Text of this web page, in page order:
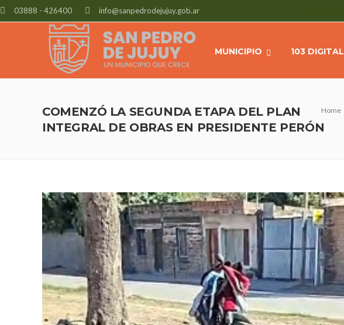
info@sanpedrodejujuy.gob.ar
03888 - 426400
MUNICIPIO 103 DIGITAL
Home
COMENZÓ LA SEGUNDA ETAPA DEL PLAN
INTEGRAL DE OBRAS EN PRESIDENTE PERÓN